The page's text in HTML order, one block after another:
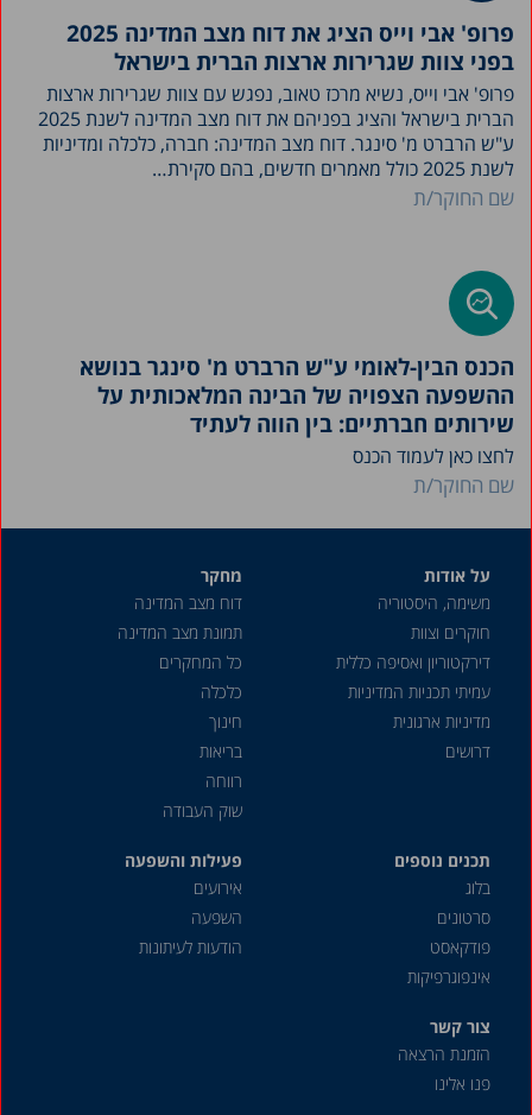
פרופ' אבי וייס הציג את דוח מצב המדינה 2025
בפני צוות שגרירות ארצות הברית בישראל
פרופ' אבי וייס, נשיא מרכז טאוב, נפגש עם צוות שגרירות ארצות
הברית בישראל והציג בפניהם את דוח מצב המדינה לשנת 2025
ע"ש הרברט מ' סינגר. דוח מצב המדינה: חברה, כלכלה ומדיניות
לשנת 2025 כולל מאמרים חדשים, בהם סקירת…
שם החוקר/ת
הכנס הבין-לאומי ע"ש הרברט מ' סינגר בנושא
ההשפעה הצפויה של הבינה המלאכותית על
שירותים חברתיים: בין הווה לעתיד
לחצו כאן לעמוד הכנס
שם החוקר/ת
על אודות
משימה, היסטוריה
חוקרים וצוות
דירקטוריון ואסיפה כללית
עמיתי תכניות המדיניות
מדיניות ארגונית
דרושים
מחקר
דוח מצב המדינה
תמונת מצב המדינה
כל המחקרים
כלכלה
חינוך
בריאות
רווחה
שוק העבודה
תכנים נוספים
בלוג
סרטונים
פודקאסט
אינפוגרפיקות
פעילות והשפעה
אירועים
השפעה
הודעות לעיתונות
צור קשר
הזמנת הרצאה
פנו אלינו